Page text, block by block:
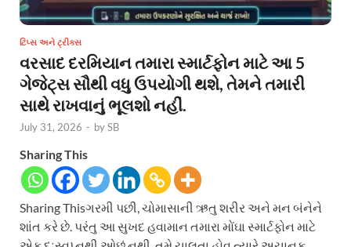
ટિપ્સ અને ટ્રીક્સ
વરસાદ દરમિયાન તમારા સ્માર્ટફોન માટે આ 5
ગેજેટ્સ સૌથી વધુ ઉપયોગી થશે, તેમને તમારી
સાથે રાખવાનું ભૂલશો નહીં.
July 31, 2026 - bySB
Sharing This
Sharing Thisગરમી પછી, ચોમાસાની ઋતુ શરીર અને મન બંનેને
શાંત કરે છે. પરંતુ આ સુખદ હવામાન તમારા મોંઘા સ્માર્ટફોન માટે